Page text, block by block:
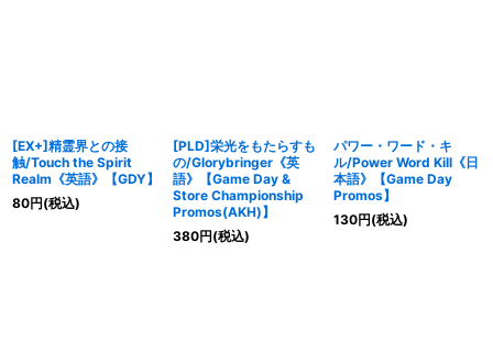
[EX+]精霊界との接
触/Touch the Spirit
Realm《英語》【GDY】
80円(税込)
[PLD]栄光をもたらすも
の/Glorybringer《英
語》【Game Day &
Store Championship
Promos(AKH)】
380円(税込)
パワー・ワード・キ
ル/Power Word Kill《日
本語》【Game Day
Promos】
130円(税込)